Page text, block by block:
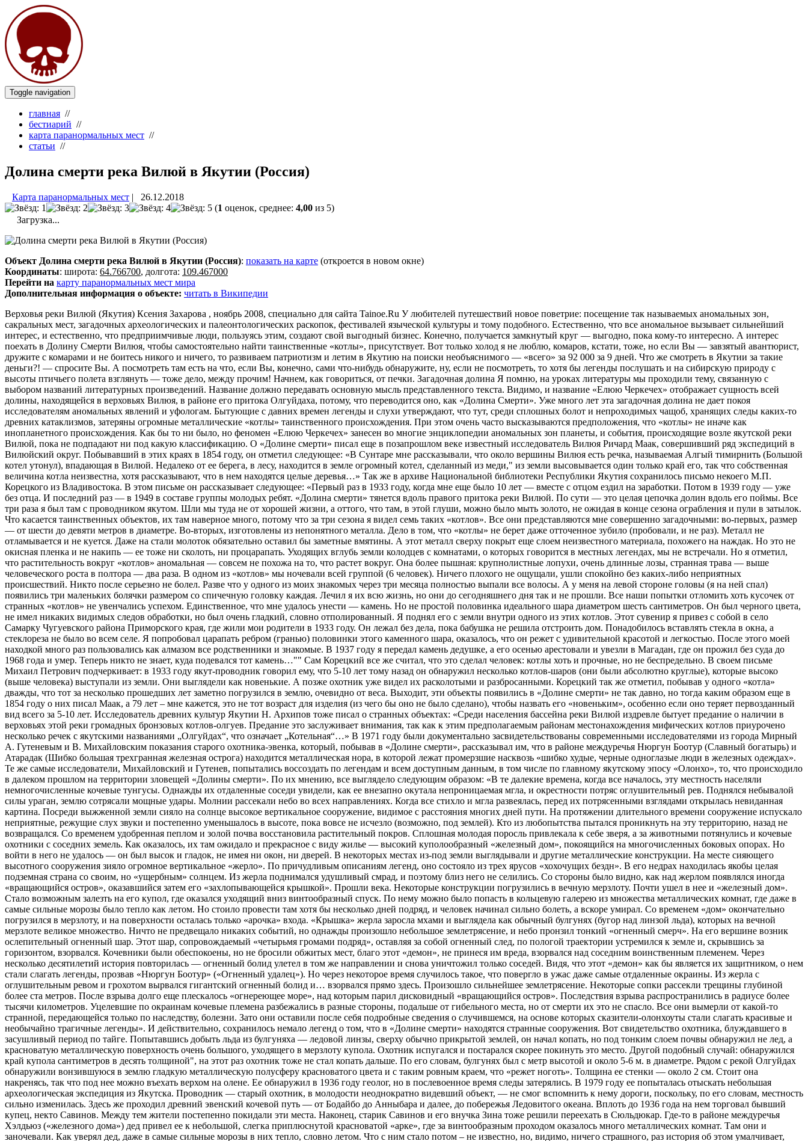
Toggle navigation
главная //
бестиарий //
карта паранормальных мест //
статьи //
Долина смерти река Вилюй в Якутии (Россия)
Карта паранормальных мест |
26.12.2018
(1 оценок, среднее: 4,00 из 5)
Загрузка...
Объект Долина смерти река Вилюй в Якутии (Россия): показать на карте (откроется в новом окне)
Координаты: широта: 64.766700, долгота: 109.467000
Перейти на карту паранормальных мест мира
Дополнительная информация о объекте: читать в Википедии
Верховья реки Вилюй (Якутия) Ксения Захарова , ноябрь 2008, специально для сайта Tainoe.Ru У любителей путешествий новое поветрие: посещение так называемых аномальных зон, сакральных мест, загадочных археологических и палеонтологических раскопок, фестивалей языческой культуры и тому подобного. Естественно, что все аномальное вызывает сильнейший интерес, и естественно, что предприимчивые люди, пользуясь этим, создают свой выгодный бизнес. Конечно, получается замкнутый круг — выгодно, пока кому-то интересно. А интерес поехать в Долину Смерти Вилюя, чтобы самостоятельно найти таинственные «котлы», присутствует. Вот только холод я не люблю, комаров, кстати, тоже, но если Вы — завзятый авантюрист, дружите с комарами и не боитесь никого и ничего, то развиваем патриотизм и летим в Якутию на поиски необъяснимого — «всего» за 92 000 за 9 дней. Что же смотреть в Якутии за такие деньги?! — спросите Вы. А посмотреть там есть на что, если Вы, конечно, сами что-нибудь обнаружите, ну, если не посмотреть, то хотя бы легенды послушать и на сибирскую природу с высоты птичьего полета взглянуть — тоже дело, между прочим! Начнем, как говориться, от печки. Загадочная долина Я помню, на уроках литературы мы проходили тему, связанную с выбором названий литературных произведений. Название должно передавать основную мысль представленного текста. Видимо, и название «Елюю Черкечех» отображает сущность всей долины, находящейся в верховьях Вилюя, в районе его притока Олгуйдаха, потому, что переводится оно, как «Долина Смерти». Уже много лет эта загадочная долина не дает покоя исследователям аномальных явлений и уфологам. Бытующие с давних времен легенды и слухи утверждают, что тут, среди сплошных болот и непроходимых чащоб, хранящих следы каких-то древних катаклизмов, затеряны огромные металлические «котлы» таинственного происхождения. При этом очень часто высказываются предположения, что «котлы» не иначе как инопланетного происхождения. Как бы то ни было, но феномен «Елюю Черкечех» занесен во многие энциклопедии аномальных зон планеты, и события, происходящие возле якутской реки Вилюй, пока не подпадают ни под какую классификацию. О «Долине смерти» писал еще в позапрошлом веке известный исследователь Вилюя Ричард Маак, совершивший ряд экспедиций в Вилюйский округ. Побывавший в этих краях в 1854 году, он отметил следующее: «В Сунтаре мне рассказывали, что около вершины Вилюя есть речка, называемая Алгый тимирнить (Большой котел утонул), впадающая в Вилюй. Недалеко от ее берега, в лесу, находится в земле огромный котел, сделанный из меди," из земли высовывается один только край его, так что собственная величина котла неизвестна, хотя рассказывают, что в нем находятся целые деревья…» Так же в архиве Национальной библиотеки Республики Якутия сохранилось письмо некоего М.П. Корецкого из Владивостока. В этом письме он рассказывает следующее: «Первый раз в 1933 году, когда мне еще было 10 лет — вместе с отцом ездил на заработки. Потом в 1939 году — уже без отца. И последний раз — в 1949 в составе группы молодых ребят. «Долина смерти» тянется вдоль правого притока реки Вилюй. По сути — это целая цепочка долин вдоль его поймы. Все три раза я был там с проводником якутом. Шли мы туда не от хорошей жизни, а оттого, что там, в этой глуши, можно было мыть золото, не ожидая в конце сезона ограбления и пули в затылок. Что касается таинственных объектов, их там наверное много, потому что за три сезона я видел семь таких «котлов». Все они представляются мне совершенно загадочными: во-первых, размер — от шести до девяти метров в диаметре. Во-вторых, изготовлены из непонятного металла. Дело в том, что «котлы» не берет даже отточенное зубило (пробовали, и не раз). Металл не отламывается и не куется. Даже на стали молоток обязательно оставил бы заметные вмятины. А этот металл сверху покрыт еще слоем неизвестного материала, похожего на наждак. Но это не окисная пленка и не накипь — ее тоже ни сколоть, ни процарапать. Уходящих вглубь земли колодцев с комнатами, о которых говорится в местных легендах, мы не встречали. Но я отметил, что растительность вокруг «котлов» аномальная — совсем не похожа на то, что растет вокруг. Она более пышная: крупнолистные лопухи, очень длинные лозы, странная трава — выше человеческого роста в полтора — два раза. В одном из «котлов» мы ночевали всей группой (6 человек). Ничего плохого не ощущали, ушли спокойно без каких-либо неприятных происшествий. Никто после серьезно не болел. Разве что у одного из моих знакомых через три месяца полностью выпали все волосы. А у меня на левой стороне головы (я на ней спал) появились три маленьких болячки размером со спичечную головку каждая. Лечил я их всю жизнь, но они до сегодняшнего дня так и не прошли. Все наши попытки отломить хоть кусочек от странных «котлов» не увенчались успехом. Единственное, что мне удалось унести — камень. Но не простой половинка идеального шара диаметром шесть сантиметров. Он был черного цвета, не имел никаких видимых следов обработки, но был очень гладкий, словно отполированный. Я поднял его с земли внутри одного из этих котлов. Этот сувенир я привез с собой в село Самарку Чугуевского района Приморского края, где жили мои родители в 1933 году. Он лежал без дела, пока бабушка не решила отстроить дом. Понадобилось вставлять стекла в окна, а стеклореза не было во всем селе. Я попробовал царапать ребром (гранью) половинки этого каменного шара, оказалось, что он режет с удивительной красотой и легкостью. После этого моей находкой много раз пользовались как алмазом все родственники и знакомые. В 1937 году я передал камень дедушке, а его осенью арестовали и увезли в Магадан, где он прожил без суда до 1968 года и умер. Теперь никто не знает, куда подевался тот камень…"" Сам Корецкий все же считал, что это сделал человек: котлы хоть и прочные, но не беспредельно. В своем письме Михаил Петрович подчеркивает: в 1933 году якут-проводник говорил ему, что 5-10 лет тому назад он обнаружил несколько котлов-шаров (они были абсолютно круглые), которые высоко (выше человека) выступали из земли. Они выглядели как новенькие. А позже охотник уже видел их расколотыми и разбросанными. Корецкий так же отметил, побывав у одного «котла» дважды, что тот за несколько прошедших лет заметно погрузился в землю, очевидно от веса. Выходит, эти объекты появились в «Долине смерти» не так давно, но тогда каким образом еще в 1854 году о них писал Маак, а 79 лет – мне кажется, это не тот возраст для изделия (из чего бы оно не было сделано), чтобы назвать его «новеньким», особенно если оно теряет первозданный вид всего за 5-10 лет. Исследователь древних культур Якутии Н. Архипов тоже писал о странных объектах: «Среди населения бассейна реки Вилюй издревле бытует предание о наличии в верховьях этой реки громадных бронзовых котлов-олгуев. Предание это заслуживает внимания, так как к этим предполагаемым районам местонахождения мифических котлов приурочено несколько речек с якутскими названиями „Олгуйдах“, что означает „Котельная“…» В 1971 году были документально засвидетельствованы современными исследователями из города Мирный А. Гутеневым и В. Михайловским показания старого охотника-эвенка, который, побывав в «Долине смерти», рассказывал им, что в районе междуречья Нюргун Боотур (Славный богатырь) и Атарадак (Шибко большая трехгранная железная острога) находится металлическая нора, в которой лежат промерзшие насквозь «шибко худые, черные одноглазые люди в железных одеждах». Те же самые исследователи, Михайловский и Гутенев, попытались воссоздать по легендам и всем доступным данным, в том числе по главному якутскому эпосу «Олонхо», то, что происходило в далеком прошлом на территории зловещей «Долины смерти». По их мнению, все выглядело следующим образом: «В те далекие времена, когда все началось, эту местность населяли немногочисленные кочевые тунгусы. Однажды их отдаленные соседи увидели, как ее внезапно окутала непроницаемая мгла, и окрестности потряс оглушительный рев. Поднялся небывалой силы ураган, землю сотрясали мощные удары. Молнии рассекали небо во всех направлениях. Когда все стихло и мгла развеялась, перед их потрясенными взглядами открылась невиданная картина. Посреди выжженной земли сияло на солнце высокое вертикальное сооружение, видимое с расстояния многих дней пути. На протяжении длительного времени сооружение испускало неприятные, режущие слух звуки и постепенно уменьшалось в высоте, пока вовсе не исчезло (возможно, под землей). Кто из любопытства пытался проникнуть на эту территорию, назад не возвращался. Со временем удобренная пеплом и золой почва восстановила растительный покров. Сплошная молодая поросль привлекала к себе зверя, а за животными потянулись и кочевые охотники с соседних земель. Как оказалось, их там ожидало и прекрасное с виду жилье — высокий куполообразный «железный дом», покоящийся на многочисленных боковых опорах. Но войти в него не удалось — он был высок и гладок, не имея ни окон, ни дверей. В некоторых местах из-под земли выглядывали и другие металлические конструкции. На месте сияющего высотного сооружения зияло огромное вертикальное «жерло». По причудливым описаниям легенд, оно состояло из трех ярусов «хохочущих бездн». В его недрах находилась якобы целая подземная страна со своим, но «ущербным» солнцем. Из жерла поднимался удушливый смрад, и поэтому близ него не селились. Со стороны было видно, как над жерлом появлялся иногда «вращающийся остров», оказавшийся затем его «захлопывающейся крышкой». Прошли века. Некоторые конструкции погрузились в вечную мерзлоту. Почти ушел в нее и «железный дом». Стало возможным залезть на его купол, где оказался уходящий вниз винтообразный спуск. По нему можно было попасть в кольцевую галерею из множества металлических комнат, где даже в самые сильные морозы было тепло как летом. Но стоило провести там хотя бы несколько дней подряд, и человек начинал сильно болеть, а вскоре умирал. Со временем «дом» окончательно погрузился в мерзлоту, и на поверхности осталась только «арочка» входа. «Крышка» жерла заросла мхами и выглядела как обычный